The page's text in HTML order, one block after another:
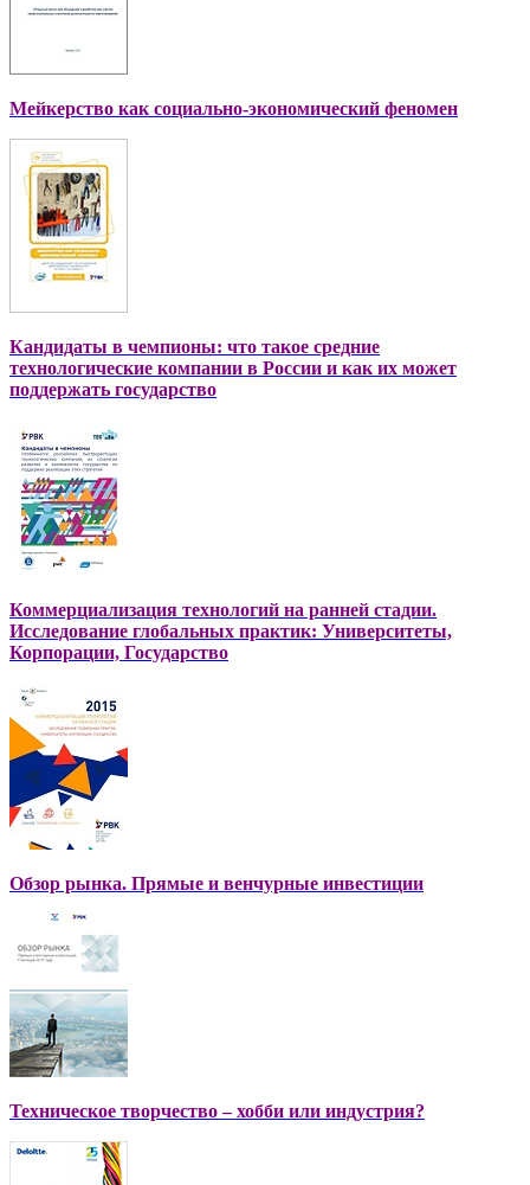
Мейкерство как социально-экономический феномен
Кандидаты в чемпионы: что такое средние
технологические компании в России и как их может
поддержать государство
Коммерциализация технологий на ранней стадии.
Исследование глобальных практик: Университеты,
Корпорации, Государство
Обзор рынка. Прямые и венчурные инвестиции
Техническое творчество – хобби или индустрия?